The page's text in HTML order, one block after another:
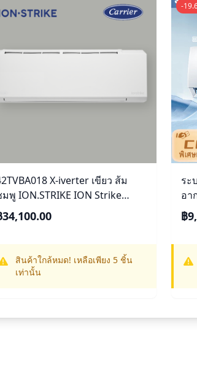
X-iverter เขียว ส้ม
พู ION.STRIKE ION Strike
BTU
สินค้าใกล้หมด! เหลือเพียง 5 ชิ้น
เท่านั้น
-
ระ
อา
[ผ่
฿